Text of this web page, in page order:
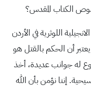
الكتاب المقدس؟
اللوثرية في الأردن
يعتبر أن الحكم بالقتل هو
له جوانب عديدة، أخذ
إننا نؤمن بأن الله